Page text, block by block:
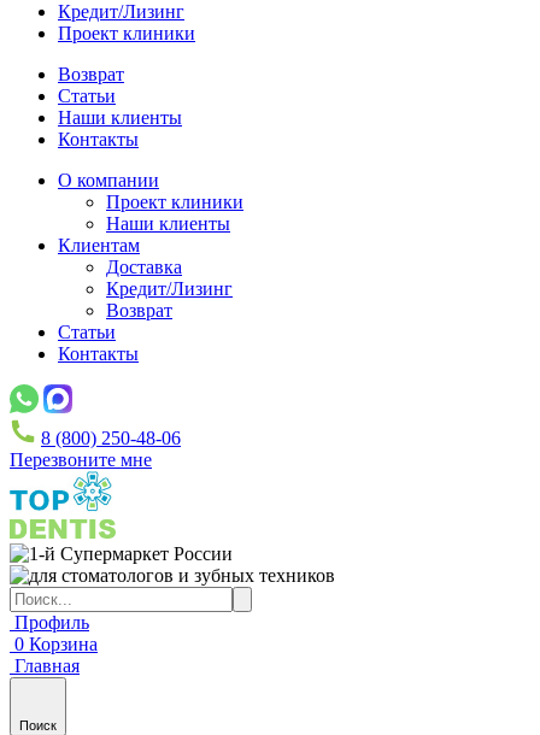
Кредит/Лизинг
Проект клиники
Возврат
Статьи
Наши клиенты
Контакты
О компании
Проект клиники
Наши клиенты
Клиентам
Доставка
Кредит/Лизинг
Возврат
Статьи
Контакты
8 (800) 250-48-06
Перезвоните мне
Профиль
0 Корзина
Главная
Поиск